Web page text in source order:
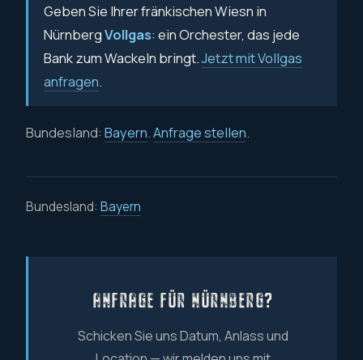
Geben Sie Ihrer fränkischen Wiesn in
NürnbergVollgas: ein Orchester, das jede
Bank zum Wackeln bringt.Jetzt mit Vollgas
anfragen.
Bundesland: Bayern Anfrage stellen
Bundesland: Bayern
ANFRAGE FÜR NÜRNBERG?
Schicken Sie uns Datum, Anlass und